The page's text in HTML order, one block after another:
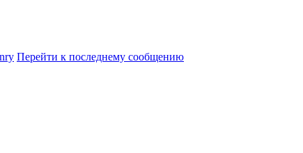
Перейти к последнему сообщению